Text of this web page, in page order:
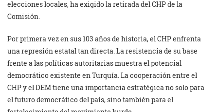
elecciones locales, ha exigido la retirada del CHP de la
Comisión.
Por primera vez en sus 103 años de historia, el CHP enfrenta
una represión estatal tan directa. La resistencia de su base
frente a las políticas autoritarias muestra el potencial
democrático existente en Turquía. La cooperación entre el
CHP y el DEM tiene una importancia estratégica no solo para
el futuro democrático del país, sino también para el